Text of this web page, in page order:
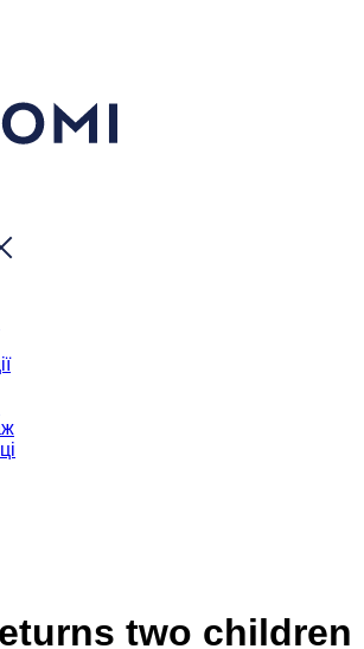
two children